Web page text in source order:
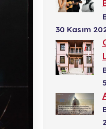
30 Kasım